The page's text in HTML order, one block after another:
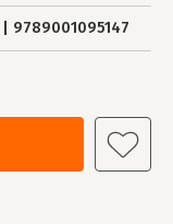
9789001095147